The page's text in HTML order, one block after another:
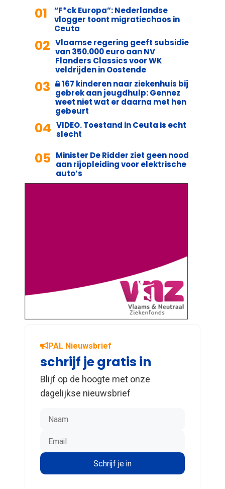
01
“F*ck Europa”: Nederlandse
vlogger toont migratiechaos in
Ceuta
02 Vlaamse regering geeft subsidie
van 350.000 euro aan NV
Flanders Classics voor WK
veldrijden in Oostende
03
167 kinderen naar ziekenhuis bij
gebrek aan jeugdhulp: Gennez
weet niet wat er daarna met hen
gebeurt
04 VIDEO. Toestand in Ceuta is echt
slecht
05 Minister De Ridder ziet geen nood
aan rijopleiding voor elektrische
auto’s
PAL Nieuwsbrief
schrijf je gratis in
Blijf op de hoogte met onze
dagelijkse nieuwsbrief